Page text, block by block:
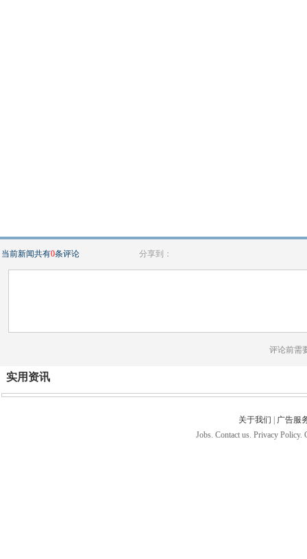
当前新闻共有0条评论 分享到：
评论前需
实用资讯
关于我们
广告服
Jobs. Contact us. Privacy